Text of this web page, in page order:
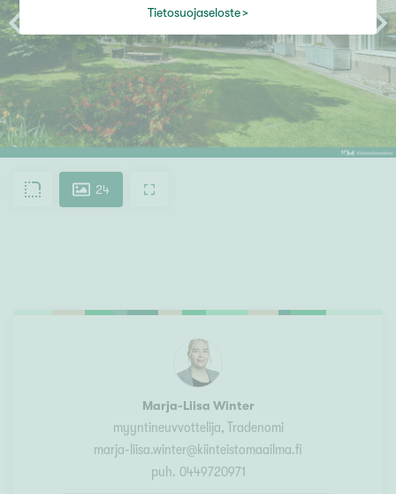
24
Marja-Liisa Winter
myyntineuvvottelija, Tradenomi
marja-liisa.winter@kiinteistomaailma.fi
puh. 0449720971
Tietosuojaseloste